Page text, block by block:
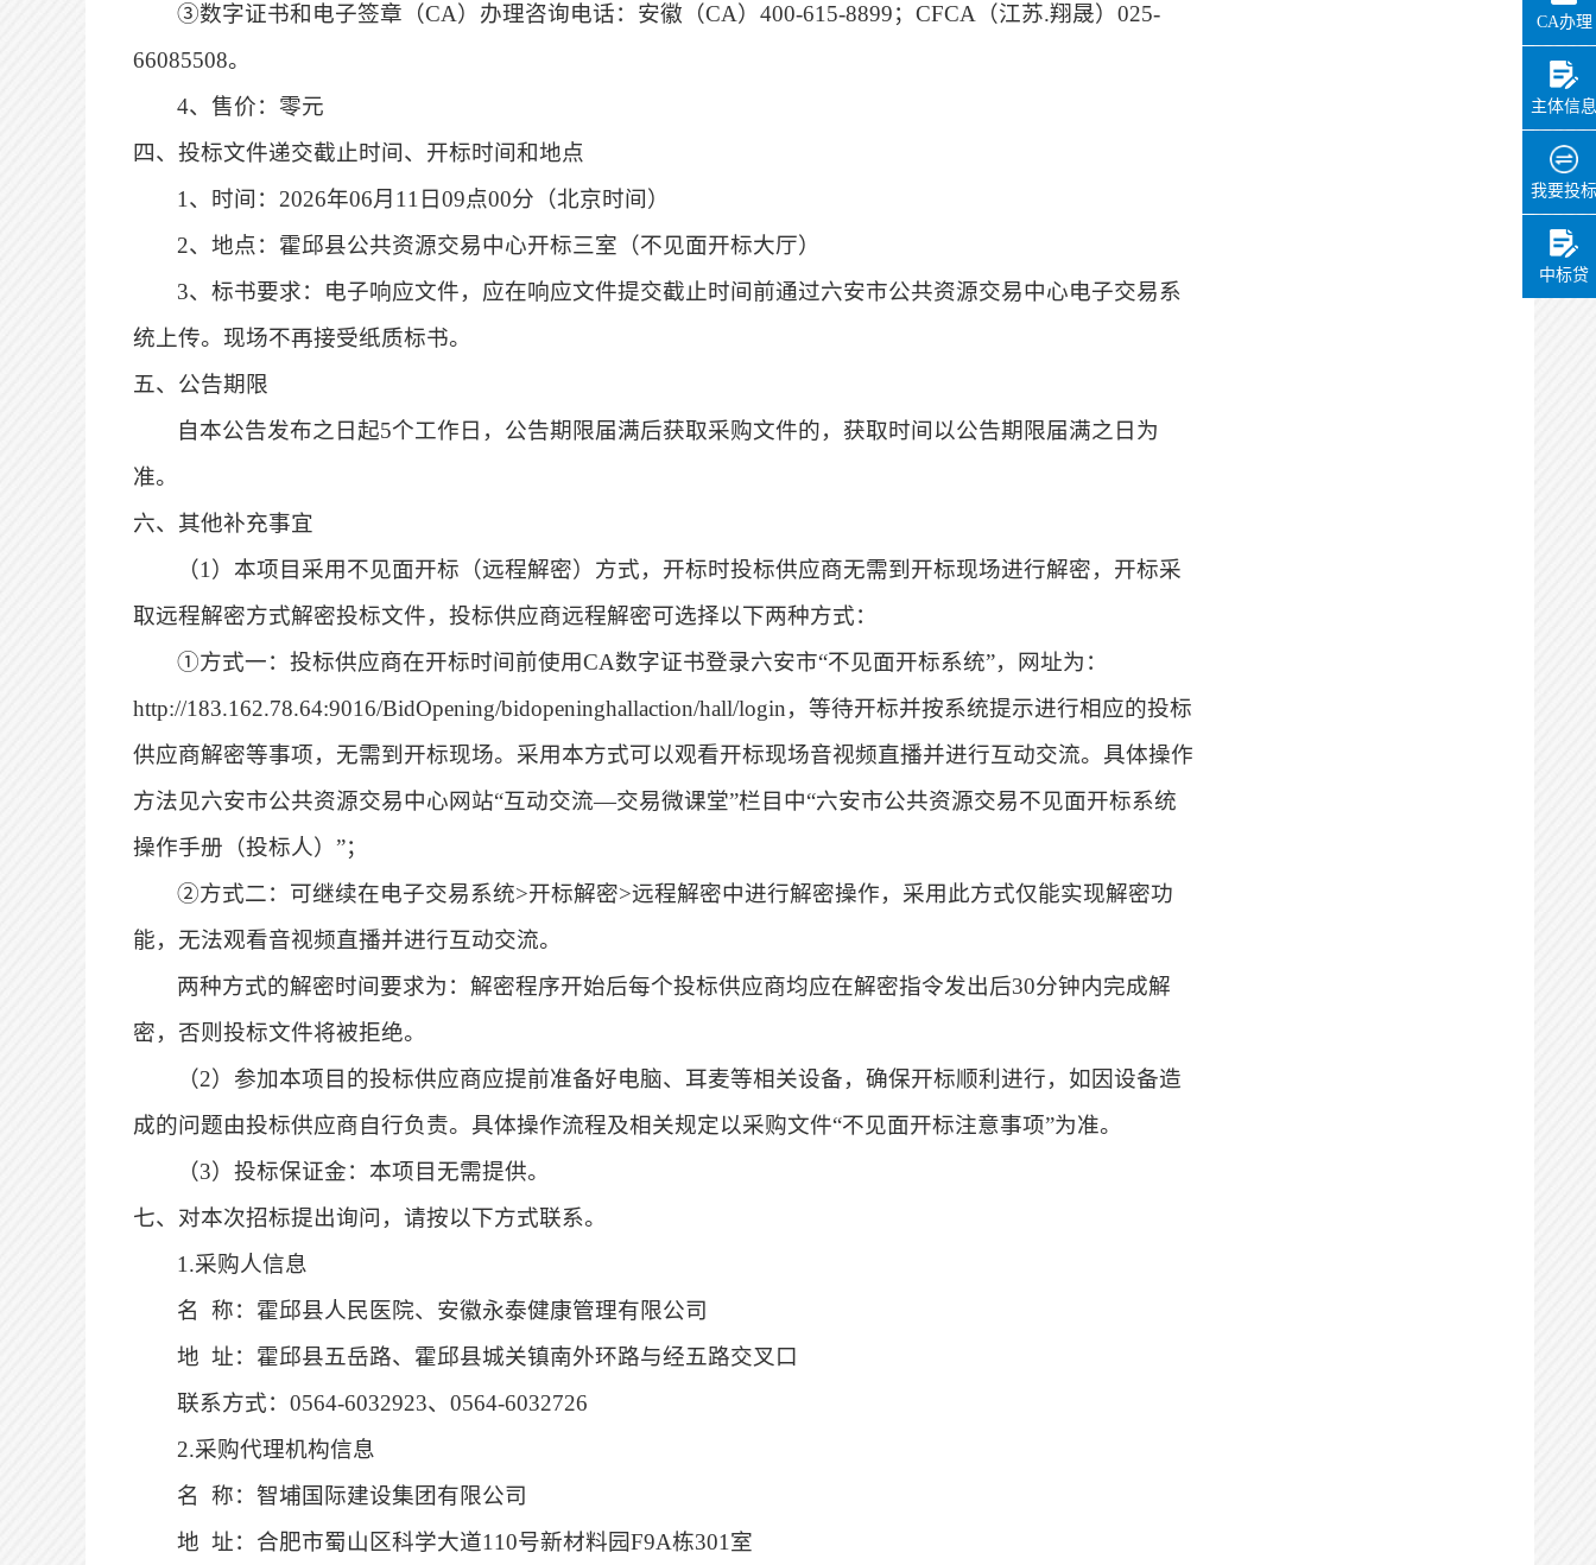
CA办理
主体信息
我要投标
中标贷
③数字证书和电子签章（CA）办理咨询电话：安徽（CA）400-615-8899；CFCA（江苏.翔晟）025-
66085508。
4、售价：零元
四、投标文件递交截止时间、开标时间和地点
1、时间：2026年06月11日09点00分 （北京时间）
2、地点：霍邱县公共资源交易中心开标三室（不见面开标大厅）
3、标书要求：电子响应文件，应在响应文件提交截止时间前通过六安市公共资源交易中心电子交易系
统上传。现场不再接受纸质标书。
五、公告期限
自本公告发布之日起5个工作日， 公告期限届满后获取采购文件的，获取时间以公告期限届满之日为
准。
六、其他补充事宜
（1）本项目采用不见面开标（远程解密）方式，开标时投标供应商无需到 开标现场进行解密，开标采
取远程解密方式解密投标文件，投标供应商远程解密可选择以下两种方式：
①方式一：投标供应商在开标时间前使用CA数字证书登录六安市“不见面开标系统”，网址为：
http://183.162.78.64:9016/BidOpening/bidopeninghallaction/hall/login，等待开标并按系统提示进行相应的投标
供应商解密等事项，无需到开标现场。采用本方式可以观看开标现场音视频直播并进行互动交流。具体操作
方法见六安市公共资源交易中心网站“互动交流—交易微课堂”栏目中“六安市公共资源交易不见面开标系统
操作手册（投标人）”；
②方式二：可继续在电子交易系统>开标解密>远程解密中进行解密操作，采用此方式仅能实现解密功
能，无法观看音视频直播并进行互动交流。
两种方式的解密时间要求为：解密程序开始后每个投标供应商均应在解密指令发出后30分钟内完成解
密，否则投标文件将被拒绝。
（2）参加本项目的投标供应商应提前准备好电脑、耳麦等相关设备，确保开标顺利进行，如因设备造
成的问题由投标供应商自行负责。具体操作流程及相关规定以采购文件“不见面开标注意事项”为准。
（3）投标保证金：本项目无需提供。
七、对本次招标提出询问，请按以下方式联系。
1.采购人信息
名
称： 霍邱县人民医院、安徽永泰健康管理有限公司
地 址： 霍邱县五岳路、霍邱县城关镇南外环路与经五路交叉口
联系方式：0564-6032923、0564-6032726
2.采购代理机构信息
名
称： 智埔国际建设集团有限公司
地 址： 合肥市蜀山区科学大道110号新材料园F9A栋301室